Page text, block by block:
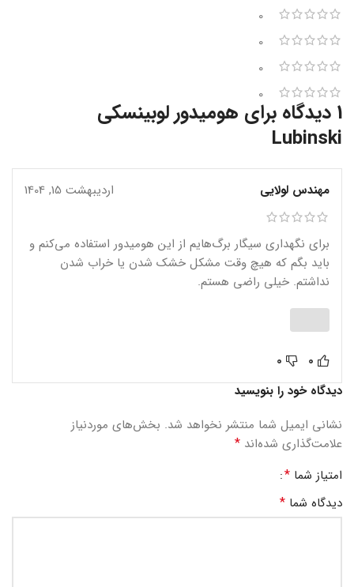
0
0
0
0
1 دیدگاه برای
هومیدور لوبینسکی
Lubinski
مهندس لولایی اردیبهشت 15, 1404
برای نگهداری سیگار برگ‌هایم از این هومیدور استفاده می‌کنم و
باید بگم که هیچ وقت مشکل خشک شدن یا خراب شدن
نداشتم. خیلی راضی هستم.
0
0
دیدگاه خود را بنویسید
نشانی ایمیل شما منتشر نخواهد شد. بخش‌های موردنیاز
علامت‌گذاری شده‌اند *
امتیاز شما *
دیدگاه شما *